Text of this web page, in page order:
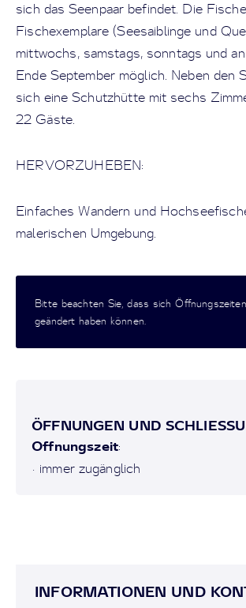
sich das Seenpaar befindet. Die
Fischexemplare (Seesaiblinge und
mittwochs, samstags, sonntags und
Ende September möglich. Neben den
sich eine Schutzhütte mit sechs
22 Gäste.
HERVORZUHEBEN:
Einfaches Wandern und
malerischen Umgebung.
Bitte beachten Sie, dass sich
geändert haben können.
ÖFFNUNGEN UND
Offnungszeit:
• immer zugänglich
INFORMATIONEN UND